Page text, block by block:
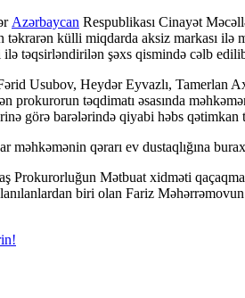
Azərbaycan Respublikası Cinayət
külli miqdarda aksiz markası ilə
təqsirləndirilən şəxs qismində cəlb
Usubov, Heydər Eyvazlı, Tamerlan
prokurorun təqdimatı əsasında
görə barələrində qiyabi həbs
qərarı ev dustaqlığına
Prokurorluğun Mətbuat xidməti
biri olan Fariz